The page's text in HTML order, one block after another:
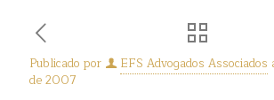
Publicado por EFS Advogados Associados
de 2007